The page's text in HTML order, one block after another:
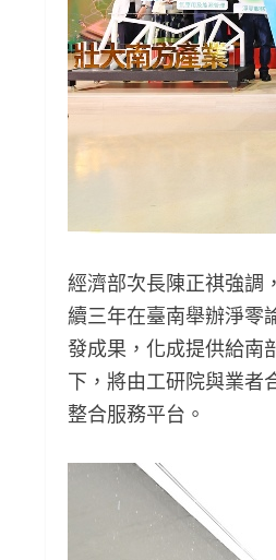
經濟部次長陳正祺強調
續三年在臺南舉辦淨零
發成果，化成提供給南
下，將由工研院與業者
整合服務平台。